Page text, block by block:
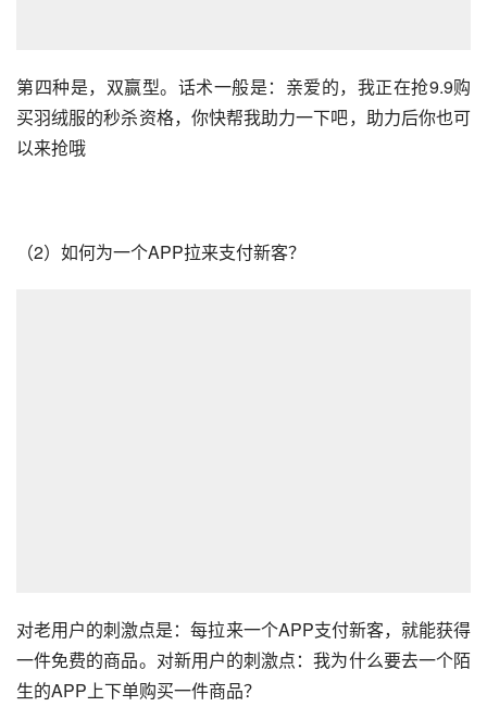
第四种是，双赢型。话术一般是：亲爱的，我正在抢9.9购
买羽绒服的秒杀资格，你快帮我助力一下吧，助力后你也可
以来抢哦
（2）如何为一个APP拉来支付新客？
对老用户的刺激点是：每拉来一个APP支付新客，就能获得
一件免费的商品。对新用户的刺激点：我为什么要去一个陌
生的APP上下单购买一件商品？